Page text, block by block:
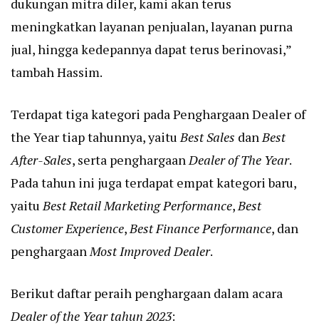
dukungan mitra diler, kami akan terus
meningkatkan layanan penjualan, layanan purna
jual, hingga kedepannya dapat terus berinovasi,”
tambah Hassim.
Terdapat tiga kategori pada Penghargaan Dealer of
the Year tiap tahunnya, yaituBest Sales danBest
After-Sales, serta penghargaanDealer of The Year.
Pada tahun ini juga terdapat empat kategori baru,
yaituBest Retail Marketing Performance,Best
Customer Experience,Best Finance Performance, dan
penghargaanMost Improved Dealer.
Berikut daftar peraih penghargaan dalam acara
Dealer of the Year tahun 2023: